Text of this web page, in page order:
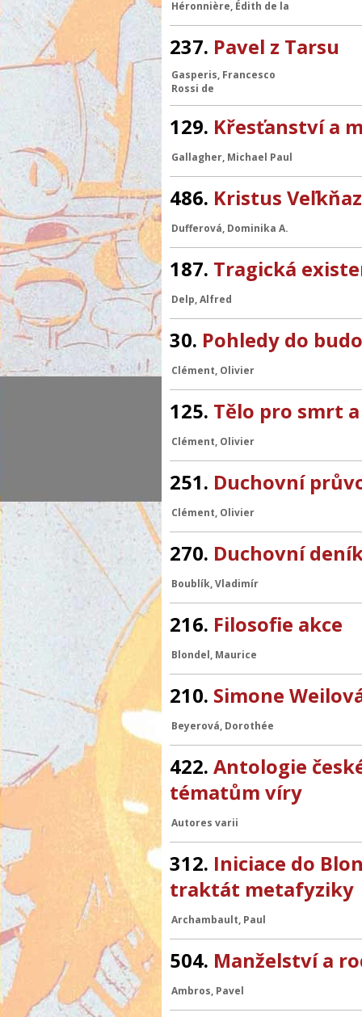
Héronnière, Édith de la
237. Pavel z Tarsu
Gasperis, Francesco
Rossi de
129. Křesťanství a
Gallagher, Michael Paul
486. Kristus
Dufferová, Dominika A.
187. Tragická
Delp, Alfred
30. Pohledy do
Clément, Olivier
125. Tělo pro smrt
Clément, Olivier
251. Duchovní
Clément, Olivier
270. Duchovní
Boublík, Vladimír
216. Filosofie akce
Blondel, Maurice
210. Simone
Beyerová, Dorothée
422. Antologie
tématům víry
Autores varii
312. Iniciace do
traktát metafyziky
Archambault, Paul
504. Manželství a
Ambros, Pavel